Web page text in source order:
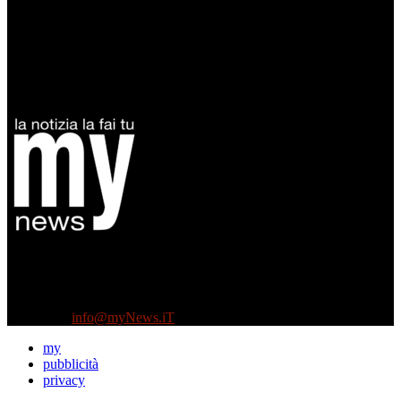
info@myNews.iT
my
pubblicità
privacy